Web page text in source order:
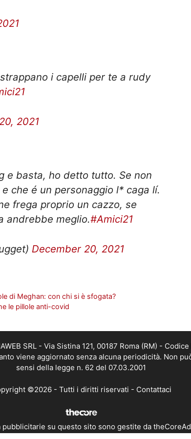
che é un personaggio l* caga lí.
frega proprio un cazzo, se
andrebbe meglio. #Amici21
December 20, 2021
le pillole anti-covid
sensi della legge n. 62 del 07.03.2001
©2026 - Tutti i diritti riservati -Contattaci
pubblicitarie su questo sito sono gestite da theCoreAdv
Redazione-Privacy Policy